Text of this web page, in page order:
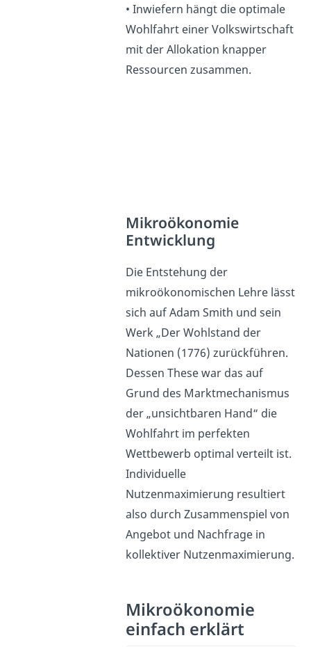
• Inwiefern hängt die optimale
Wohlfahrt einer Volkswirtschaft
mit der Allokation knapper
Ressourcen zusammen.
Mikroökonomie
Entwicklung
Die Entstehung der
mikroökonomischen Lehre lässt
sich auf Adam Smith und sein
Werk „Der Wohlstand der
Nationen (1776) zurückführen.
Dessen These war das auf
Grund des Marktmechanismus
der „unsichtbaren Hand“ die
Wohlfahrt im perfekten
Wettbewerb optimal verteilt ist.
Individuelle
Nutzenmaximierung resultiert
also durch Zusammenspiel von
Angebot und Nachfrage in
kollektiver Nutzenmaximierung.
Mikroökonomie
einfach erklärt